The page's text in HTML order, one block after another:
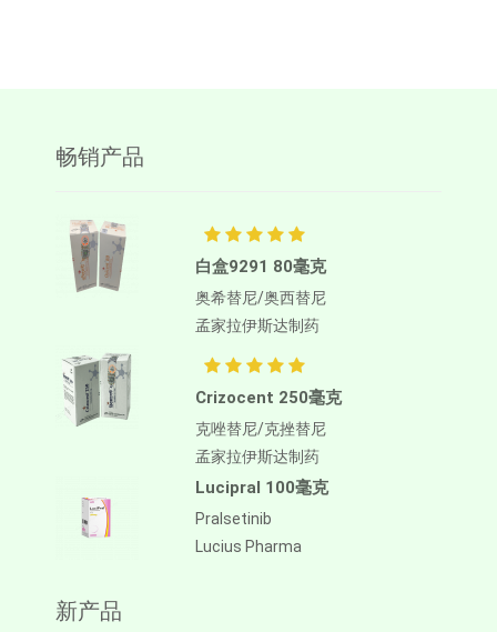
畅销产品
白盒9291 80毫克
奥希替尼/奥西替尼
孟家拉伊斯达制药
Crizocent 250毫克
克唑替尼/克挫替尼
孟家拉伊斯达制药
Lucipral 100毫克
Pralsetinib
Lucius Pharma
新产品